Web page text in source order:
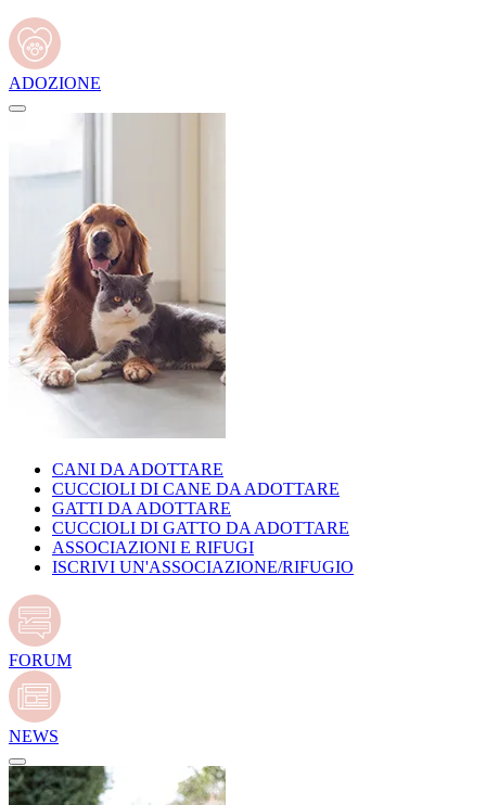
ADOZIONE
CANI DA ADOTTARE
CUCCIOLI DI CANE DA ADOTTARE
GATTI DA ADOTTARE
CUCCIOLI DI GATTO DA ADOTTARE
ASSOCIAZIONI E RIFUGI
ISCRIVI UN'ASSOCIAZIONE/RIFUGIO
FORUM
NEWS